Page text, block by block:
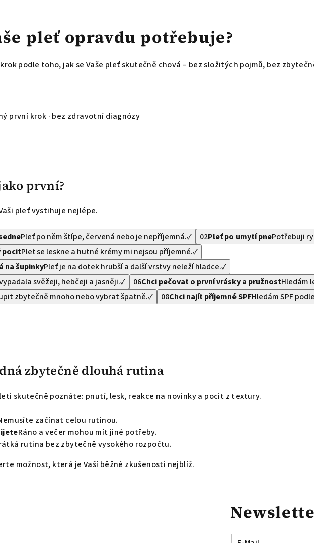
pleť opravdu potřebuje?
podle toho, jak se Vaše pleť skutečně chová – bez složitých pojmů, bez
první krok · bez zdravotní diagnózy
první?
pleť vystihuje nejlépe.
Pleť po něm štípe, červená nebo je nepříjemná.✓ 02Pleť po umytí pnePotřebuji
pocitPleť se leskne a hutné krémy mi nejsou příjemné.✓
na šupinkyPleť je na dotek hrubší a další vrstvy neleží hladce.✓
svěžeji, hebčeji a jasněji.✓ 06Chci pečovat o první vrásky a pružnostHledám
zbytečně mnoho nebo vybrat špatně.✓ 08Chci najít příjemné SPFHledám SPF
zbytečně dlouhá rutina
skutečně poznáte: pnutí, lesk, reakce na novinky a pocit z textury.
začínat celou rutinou.
Ráno a večer mohou mít jiné potřeby.
rutina bez zbytečně vysokého rozpočtu.
možnost, která je Vaší běžné zkušenosti nejblíž.